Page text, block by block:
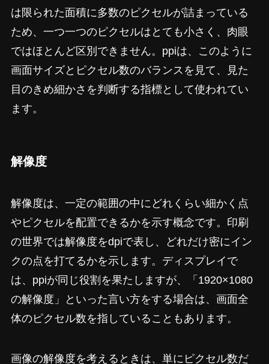
は限られた面積に多数のピクセルが詰まっている
ため、一つ一つのピクセルはとても小さく、肉眼
ではほとんど区別できません。ppiは、このように
画面サイズとピクセル数のバランスを見て、見た
目のきめ細かさを判断する指標として使われてい
ます。
解像度
解像度は、一定の範囲の中にどれくらい細かく点
やピクセルを配置できるかを示す概念です。印刷
の世界では解像度をdpiで表し、どれだけ密にイン
クの点を打てるかを示します。ディスプレイで
は、ppiが同じ役割を果たしますが、「1920×1080
の解像度」といった言い方をする場合は、画面全
体のピクセル数を指していることもあります。
画像の解像度を考えるときは、単にピクセル数だ